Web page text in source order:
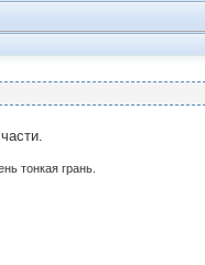
тонкая грань.